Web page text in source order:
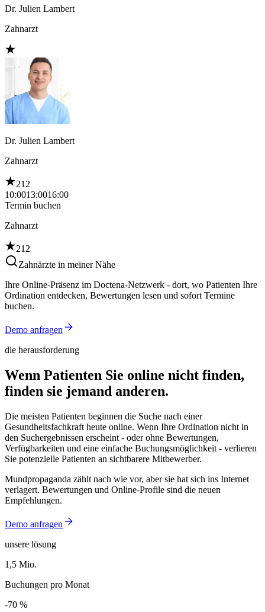
Dr. Julien Lambert
Zahnarzt
Dr. Julien Lambert
Zahnarzt
212
10:0013:0016:00
Termin buchen
Zahnarzt
212
Zahnärzte in meiner Nähe
Ihre Online-Präsenz im Doctena-Netzwerk - dort, wo Patienten Ihre
Ordination entdecken, Bewertungen lesen und sofort Termine
buchen.
Demo anfragen
die herausforderung
Wenn Patienten Sie online nicht finden,
finden sie jemand anderen.
Die meisten Patienten beginnen die Suche nach einer
Gesundheitsfachkraft heute online. Wenn Ihre Ordination nicht in
den Suchergebnissen erscheint - oder ohne Bewertungen,
Verfügbarkeiten und eine einfache Buchungsmöglichkeit - verlieren
Sie potenzielle Patienten an sichtbarere Mitbewerber.
Mundpropaganda zählt nach wie vor, aber sie hat sich ins Internet
verlagert. Bewertungen und Online-Profile sind die neuen
Empfehlungen.
Demo anfragen
unsere lösung
1,5 Mio.
1,5 Mio.
Buchungen pro Monat
-70 %
-70 %